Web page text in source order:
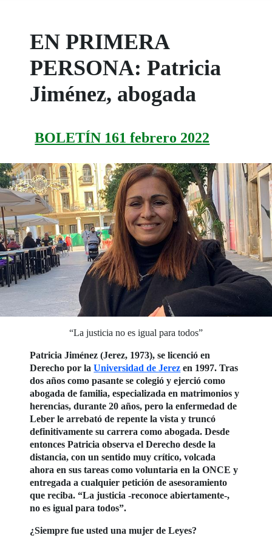
EN PRIMERA
PERSONA: Patricia
Jiménez, abogada
BOLETÍN 161 febrero 2022
“La justicia no es igual para todos”
Patricia Jiménez (Jerez, 1973), se licenció en
Derecho por laUniversidad de Jerez en 1997. Tras
dos años como pasante se colegió y ejerció como
abogada de familia, especializada en matrimonios y
herencias, durante 20 años, pero la enfermedad de
Leber le arrebató de repente la vista y truncó
definitivamente su carrera como abogada. Desde
entonces Patricia observa el Derecho desde la
distancia, con un sentido muy crítico, volcada
ahora en sus tareas como voluntaria en la ONCE y
entregada a cualquier petición de asesoramiento
que reciba. “La justicia -reconoce abiertamente-,
no es igual para todos”.
¿Siempre fue usted una mujer de Leyes?